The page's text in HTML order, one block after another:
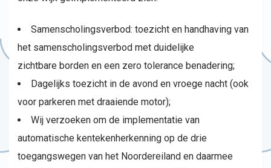
Samenscholingsverbod: toezicht en handhaving van
het samenscholingsverbod met duidelijke
zichtbare borden en een zero tolerance benadering;
Dagelijks toezicht in de avond en vroege nacht (ook
voor parkeren met draaiende motor);
Wij verzoeken om de implementatie van
automatische kentekenherkenning op de drie
toegangswegen van het Noordereiland en daarmee